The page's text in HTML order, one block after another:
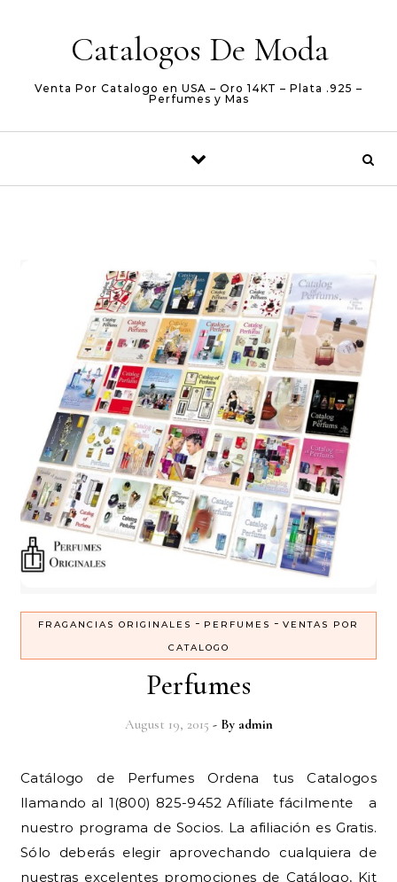
Catalogos De Moda
Venta Por Catalogo en USA – Oro 14KT – Plata .925 –
Perfumes y Mas
FRAGANCIAS ORIGINALES - PERFUMES - VENTAS POR
CATALOGO
Perfumes
August 19, 2015 - By admin
Catálogo de Perfumes Ordena tus Catalogos
llamando al 1(800) 825-9452 Afíliate fácilmente a
nuestro programa de Socios. La afiliación es Gratis.
Sólo deberás elegir aprovechando cualquiera de
nuestras excelentes promociones de Catálogo, Kit